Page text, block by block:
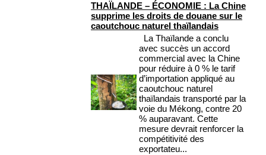
THAÏLANDE – ÉCONOMIE : La Chine
supprime les droits de douane sur le
caoutchouc naturel thaïlandais
La Thaïlande a conclu
avec succès un accord
commercial avec la Chine
pour réduire à 0 % le tarif
d’importation appliqué au
caoutchouc naturel
thaïlandais transporté par la
voie du Mékong, contre 20
% auparavant. Cette
mesure devrait renforcer la
compétitivité des
exportateu...